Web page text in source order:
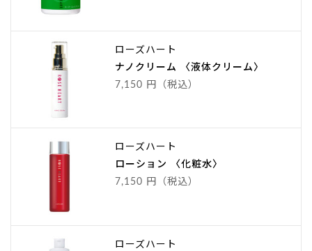
ローズハート
ナノクリーム 〈液体クリーム〉
7,150 円（税込）
ローズハート
ローション 〈化粧水〉
7,150 円（税込）
ローズハート